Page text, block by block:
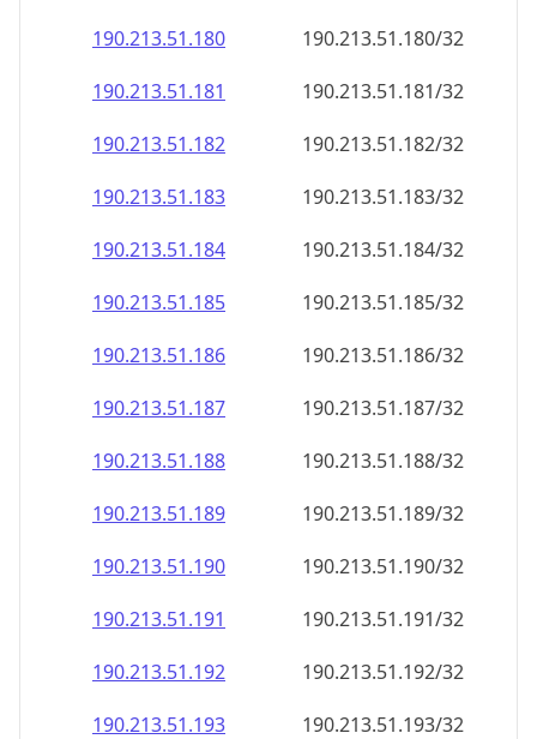
190.213.51.180
190.213.51.180/32
190.213.51.181
190.213.51.181/32
190.213.51.182
190.213.51.182/32
190.213.51.183
190.213.51.183/32
190.213.51.184
190.213.51.184/32
190.213.51.185
190.213.51.185/32
190.213.51.186
190.213.51.186/32
190.213.51.187
190.213.51.187/32
190.213.51.188
190.213.51.188/32
190.213.51.189
190.213.51.189/32
190.213.51.190
190.213.51.190/32
190.213.51.191
190.213.51.191/32
190.213.51.192
190.213.51.192/32
190.213.51.193
190.213.51.193/32